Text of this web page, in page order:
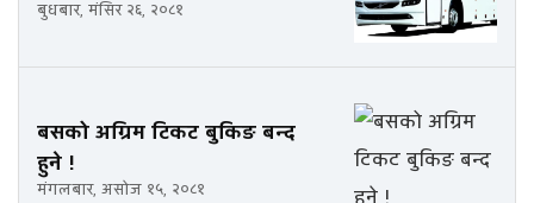
बुधबार, मंसिर २६, २०८१
बसको अग्रिम टिकट बुकिङ बन्द
हुने !
मंगलबार, असोज १५, २०८१